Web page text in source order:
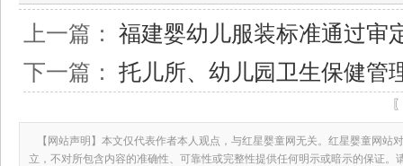
上一篇： 福建婴幼儿服装标准通过审
下一篇： 托儿所、幼儿园卫生保健管
【网站声明】本文仅代表作者本人观点，与红星婴童网无关。红星婴童网站
立，不对所包含内容的准确性、可靠性或完整性提供任何明示或暗示的保证。